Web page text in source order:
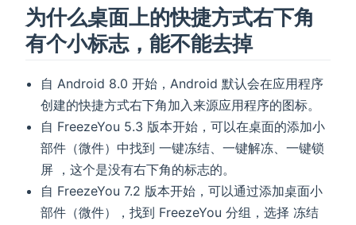
为什么桌面上的快捷方式右下角
有个小标志，能不能去掉
自 Android 8.0 开始，Android 默认会在应用程序
创建的快捷方式右下角加入来源应用程序的图标。
自 FreezeYou 5.3 版本开始，可以在桌面的添加小
部件（微件）中找到 一键冻结、一键解冻、一键锁
屏 ，这个是没有右下角的标志的。
自 FreezeYou 7.2 版本开始，可以通过添加桌面小
部件（微件），找到 FreezeYou 分组，选择 冻结